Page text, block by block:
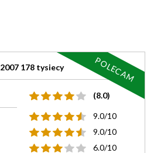
2007 178 tysiecy
(8.0)
9.0/10
9.0/10
6.0/10
POLECAM